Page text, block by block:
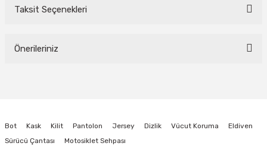
Taksit Seçenekleri
Önerileriniz
Ürün resmi kalitesiz, bozuk veya görüntülenemiyor.
Bot Kask Kilit Pantolon Jersey Dizlik Vücut Koruma
Eldiven
Sürücü Çantası
Motosiklet Sehpası